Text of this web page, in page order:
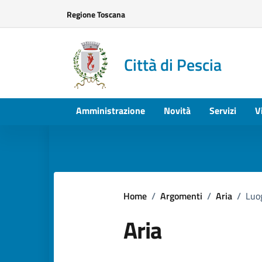
Regione Toscana
Città di Pescia
Amministrazione Novità Servizi
Home / Argomenti / Aria /
Aria